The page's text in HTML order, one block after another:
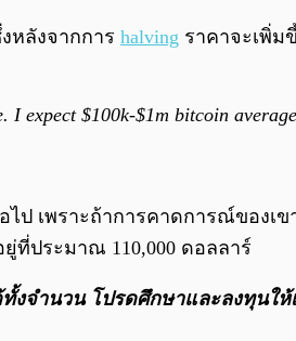
หลังจากการ halving ราคาจะเพิ่ม
I expect $100k-$1m bitcoin
เพราะถ้าการคาดการณ์ของเ
ที่ประมาณ 110,000 ดอลลาร์
งจํานวน โปรดศึกษาและลงทุนใ